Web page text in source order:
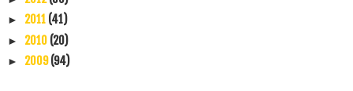
► 2011 (41)
► 2010 (20)
► 2009(94)